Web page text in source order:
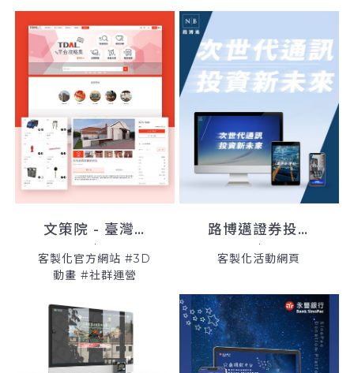
文策院 - 臺灣數位模型庫
客製化官方網站 #3D
動畫 #社群運營
路博邁證券投資信託
客製化活動網頁